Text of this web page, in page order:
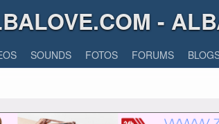
-
SOUNDS FOTOS FORUMS